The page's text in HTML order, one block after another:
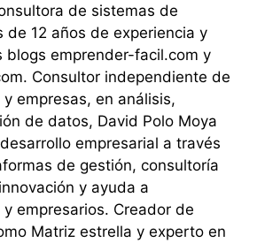
de sistemas de
de 12 años de experiencia y
blogs emprender-facil.com y
Consultor independiente de
empresas, en análisis,
de datos, David Polo Moya
empresarial a través
de gestión, consultoría
y ayuda a
empresarios. Creador de
Matriz estrella y experto en